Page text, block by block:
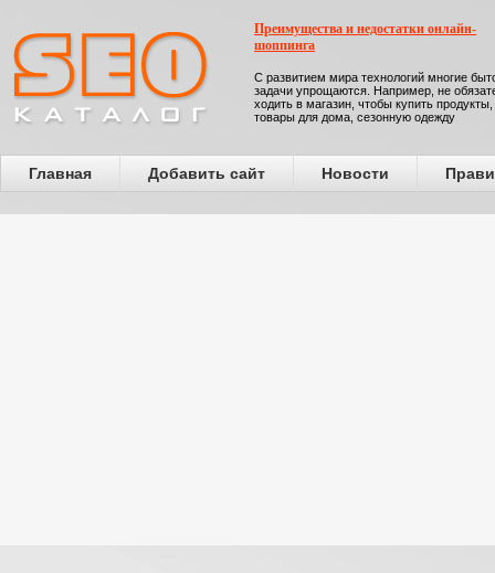
Преимущества и недостатки онлайн-
шоппинга
С развитием мира технологий многие
задачи упрощаются. Например, не
ходить в магазин, чтобы купить продукты,
товары для дома, сезонную одежду
Главная Добавить сайт Новости